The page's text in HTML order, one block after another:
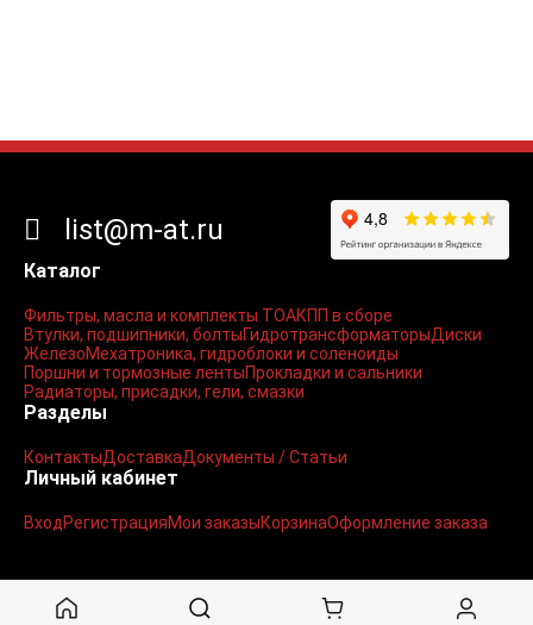
Каталог
Фильтры, масла и комплекты ТОАКПП в сборе
Втулки, подшипники, болтыГидротрансформаторыДиски
ЖелезоМехатроника, гидроблоки и соленоиды
Поршни и тормозные лентыПрокладки и сальники
Радиаторы, присадки, гели, смазки
Разделы
КонтактыДоставкаДокументы / Статьи
Личный кабинет
ВходРегистрацияМои заказыКорзинаОформление заказа
list@m-at.ru